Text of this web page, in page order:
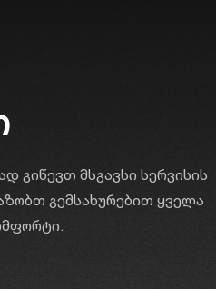
გიწევთ მსგავსი სერვისის
გემსახურებით ყველა